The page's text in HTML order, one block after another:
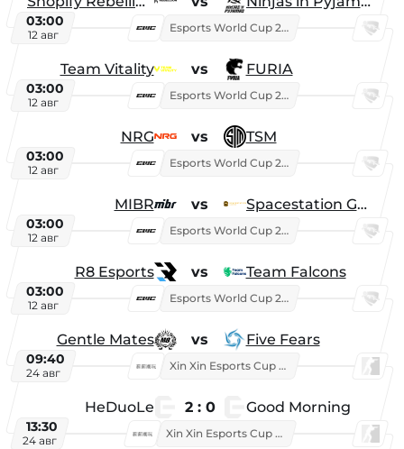
03:00
12 авг
Esports World Cup 2026
Team Vitality vs FURIA
03:00
12 авг
Esports World Cup 2026
NRG vs TSM
03:00
12 авг
Esports World Cup 2026
MIBR vs Spacestation Gaming
03:00
12 авг
Esports World Cup 2026
R8 Esports vs Team Falcons
03:00
12 авг
Esports World Cup 2026
Gentle Mates vs Five Fears
09:40
24 авг
Xin Xin Esports Cup 2025
HeDuoLe 2 : 0 Good Morning
13:30
24 авг
Xin Xin Esports Cup 2026